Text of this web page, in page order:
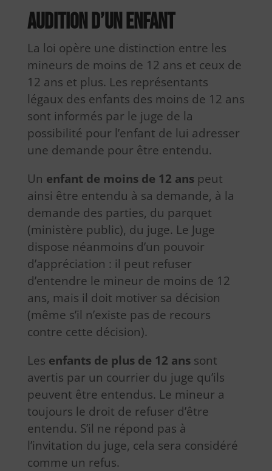
Audition d’un enfant
La loi opère une distinction entre les
mineurs de moins de 12 ans et ceux de
12 ans et plus. Les représentants
légaux des enfants des moins de 12 ans
sont informés par le juge de la
possibilité pour l’enfant de lui adresser
une demande pour être entendu.
Un enfant de moins de 12 anspeut
ainsi être entendu à sa demande, à la
demande des parties, du parquet
(ministère public), du juge. Le Juge
dispose néanmoins d’un pouvoir
d’appréciation : il peut refuser
d’entendre le mineur de moins de 12
ans, mais il doit motiver sa décision
(même s’il n’existe pas de recours
contre cette décision).
Les enfants de plus de 12 anssont
avertis par un courrier du juge qu’ils
peuvent être entendus. Le mineur a
toujours le droit de refuser d’être
entendu. S’il ne répond pas à
l’invitation du juge, cela sera considéré
comme un refus.